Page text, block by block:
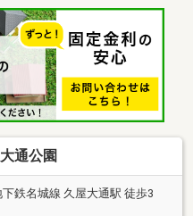
したお住まいを実現！◆お
の会話が弾む、対面式キッ
がしやすくお掃除もらくら
年2月内装リフォーム
を始められます！◆防犯性
、セキュリティに配慮され
手店」までも徒歩約6分
通公園
下鉄名城線 久屋大通駅 徒歩3